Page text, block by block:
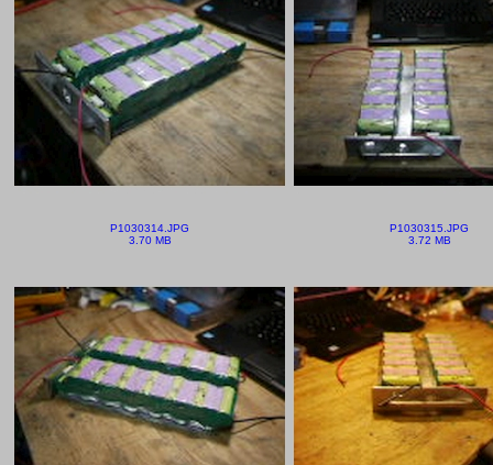
P1030314.JPG
3.70 MB
P1030315.JPG
3.72 MB